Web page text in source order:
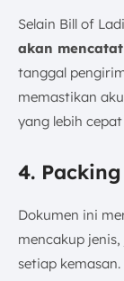
Selain Bill of
akan
tanggal
memastikan
yang lebih
4.
Dokumen ini
mencakup
setiap